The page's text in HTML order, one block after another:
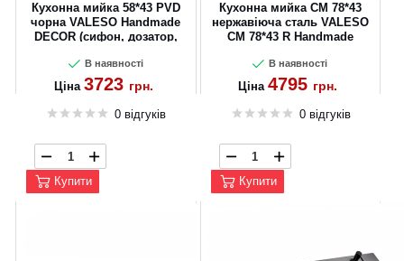
Кухонна мийка 58*43 PVD
чорна VALESO Handmade
DECOR (сифон, дозатор,
В наявності
Ціна 3723 грн.
0 відгуків
Купити
Кухонна мийка CM 78*43
нержавіюча сталь VALESO
CM 78*43 R Handmade
В наявності
Ціна 4795 грн.
0 відгуків
Купити